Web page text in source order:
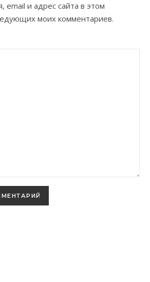
email и адрес сайта в этом
моих комментариев.